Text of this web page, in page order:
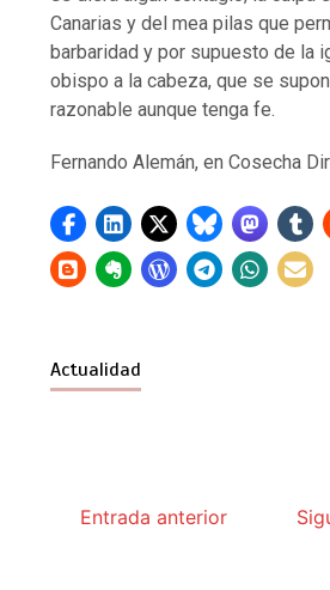
Canarias y del mea pilas que
barbaridad y por supuesto de la
obispo a la cabeza, que se
razonable aunque tenga fe.
Fernando Alemán, en Cosecha
Actualidad
Entrada anterior